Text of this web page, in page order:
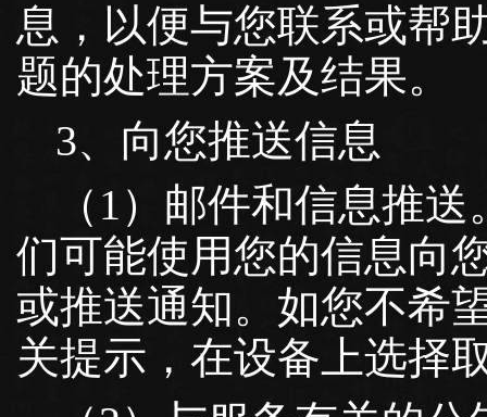
息，以便与您联系或帮
题的处理方案及结果。
3、向您推送信息
（1）邮件和信息推
们可能使用您的信息向
或推送通知。如您不希
关提示，在设备上选择